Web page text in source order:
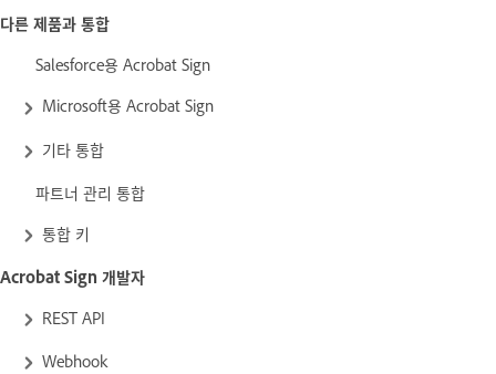
다른 제품과 통합
Salesforce용 Acrobat Sign
Microsoft용 Acrobat Sign
기타 통합
파트너 관리 통합
통합 키
Acrobat Sign 개발자
REST API
Webhook